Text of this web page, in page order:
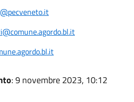
: 9 novembre 2023, 10:12